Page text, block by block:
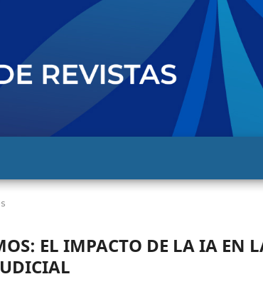
EL IMPACTO DE LA IA EN